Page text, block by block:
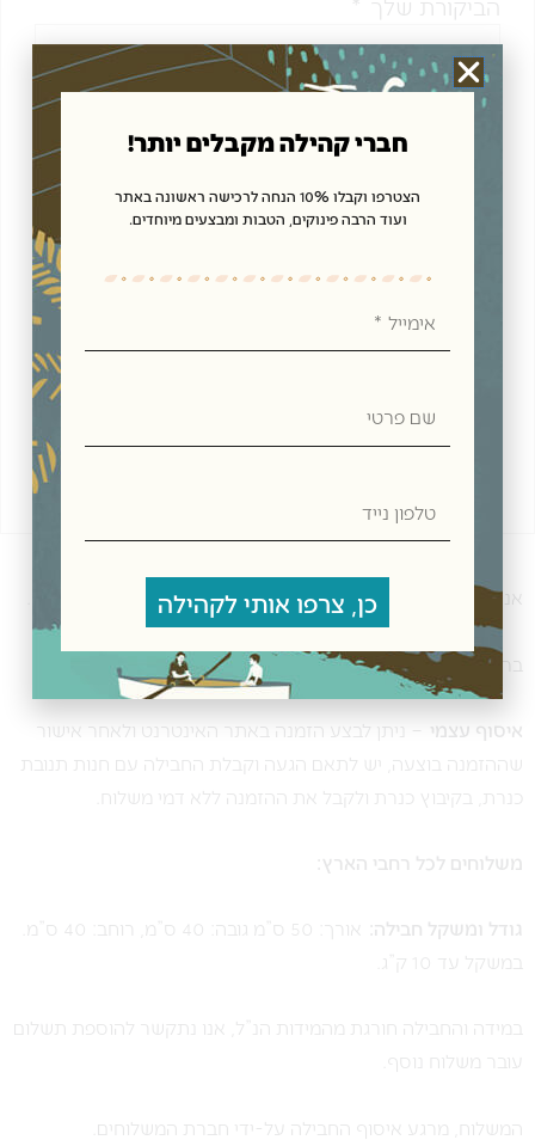
הביקורת שלך *
הבאה שאגיב.
אנחנו ב”תנובת כנרת” שמים דגש על שירות ברמה הגבוהה ביותר.
ברכישה מעל 300 ₪ משלוח חינם.
איסוף עצמי – ניתן לבצע הזמנה באתר האינטרנט ולאחר אישור
שההזמנה בוצעה, יש לתאם הגעה וקבלת החבילה עם חנות תנובת
כנרת, בקיבוץ כנרת ולקבל את ההזמנה ללא דמי משלוח.
משלוחים לכל רחבי הארץ:
גודל ומשקל חבילה:
אורך: 50 ס”מ גובה: 40 ס”מ, רוחב: 40 ס”מ.
במשקל עד 10 ק”ג.
במידה והחבילה חורגת מהמידות הנ”ל, אנו נתקשר להוספת תשלום
עובר משלוח נוסף.
המשלוח, מרגע איסוף החבילה על-ידי חברת המשלוחים.
חברי קהילה מקבלים יותר!
הצטרפו וקבלו 10% הנחה לרכישה ראשונה באתר
ועוד הרבה פינוקים, הטבות ומבצעים מיוחדים.
פרטי
נייד
כן, צרפו אותי לקהילה